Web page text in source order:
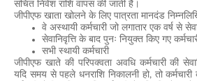
संचित निवेश राशि वापस की जाती है।
जीपीएफ खाता खोलने के लिए पात्रता मानदंड
वे अस्थायी कर्मचारी जो लगातार एक वर्ष से
सेवानिवृत्ति के बाद पुनः नियुक्त किए गए
सभी स्थायी कर्मचारी
जीपीएफ खाते की परिपक्वता अवधि कर्मचारी की
यदि समय से पहले धनराशि निकालनी हो, तो